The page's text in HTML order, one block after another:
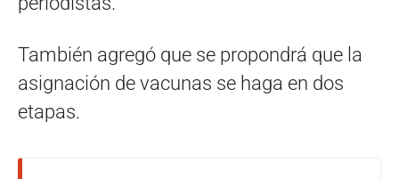
También agregó que se propondrá que la
asignación de vacunas se haga en dos
etapas.